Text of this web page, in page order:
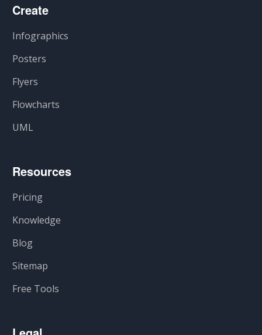
Create
Infographics
Posters
Flyers
Flowcharts
UML
Resources
Pricing
Knowledge
Blog
Sitemap
Free Tools